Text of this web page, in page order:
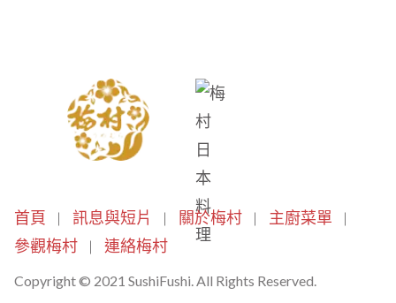
首頁 訊息與短片 關於梅村
主廚菜單
參觀梅村
連絡梅村
Copyright © 2021 SushiFushi. All Rights Reserved.